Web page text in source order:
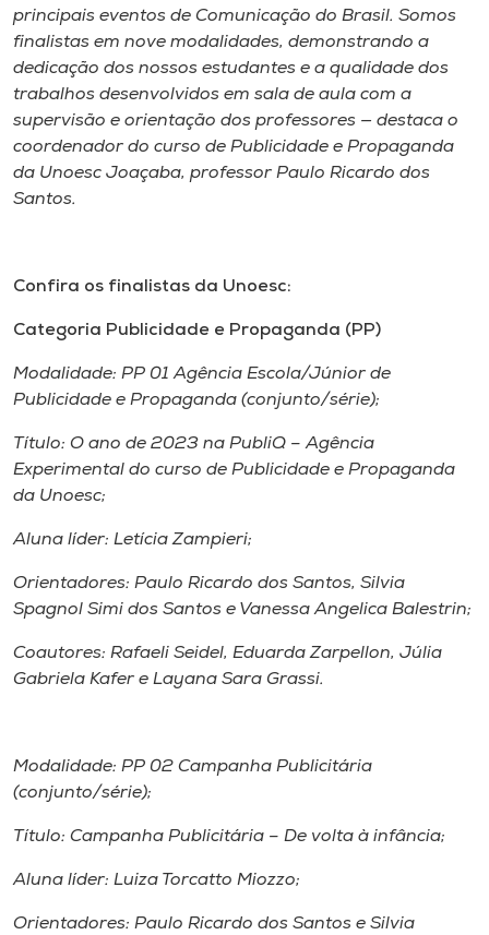
principais eventos de Comunicação do Brasil. Somos
finalistas em nove modalidades, demonstrando a
dedicação dos nossos estudantes e a qualidade dos
trabalhos desenvolvidos em sala de aula com a
supervisão e orientação dos professores — destaca o
coordenador do curso de Publicidade e Propaganda
da Unoesc Joaçaba, professor Paulo Ricardo dos
Santos.
Confira os finalistas da Unoesc:
Categoria Publicidade e Propaganda (PP)
Modalidade: PP 01 Agência Escola/Júnior de
Publicidade e Propaganda (conjunto/série);
Título: O ano de 2023 na PubliQ – Agência
Experimental do curso de Publicidade e Propaganda
da Unoesc;
Aluna líder: Letícia Zampieri;
Orientadores: Paulo Ricardo dos Santos, Silvia
Spagnol Simi dos Santos e Vanessa Angelica Balestrin;
Coautores: Rafaeli Seidel, Eduarda Zarpellon, Júlia
Gabriela Kafer e Layana Sara Grassi.
Modalidade: PP 02 Campanha Publicitária
(conjunto/série);
Título: Campanha Publicitária – De volta à infância;
Aluna líder: Luiza Torcatto Miozzo;
Orientadores: Paulo Ricardo dos Santos e Silvia